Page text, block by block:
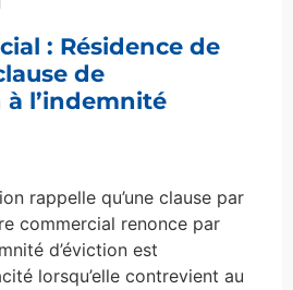
: Résidence de
de
l’indemnité
rappelle qu’une clause par
commercial renonce par
d’éviction est
lorsqu’elle contrevient au